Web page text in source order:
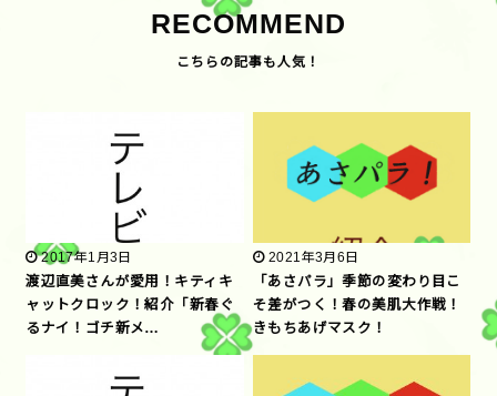
RECOMMEND
2017年1月3日
渡辺直美さんが愛用！キティキ
ャットクロック！紹介「新春ぐ
るナイ！ゴチ新メ…
2021年3月6日
「あさパラ」季節の変わり目こ
そ差がつく！春の美肌大作戦！
きもちあげマスク！